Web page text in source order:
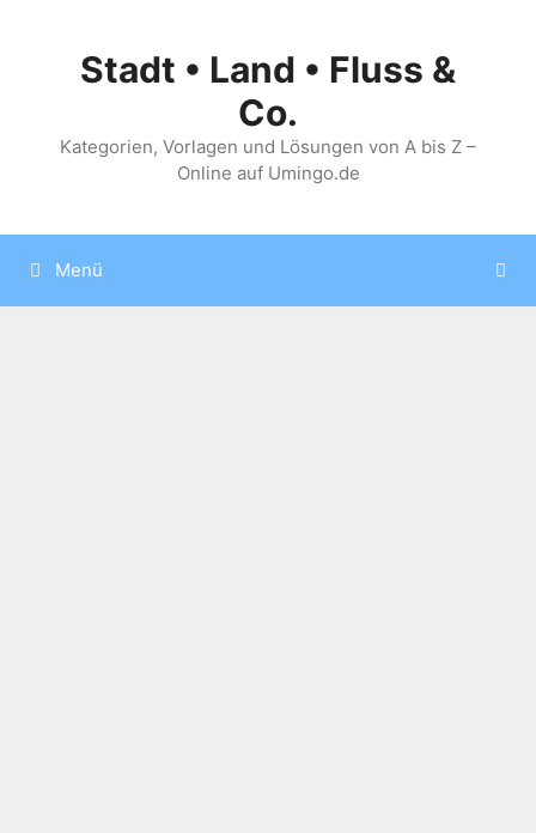
springenStadt • Land • Fluss &
Co.
Kategorien, Vorlagen und Lösungen von A bis Z –
Online auf Umingo.de
Menü